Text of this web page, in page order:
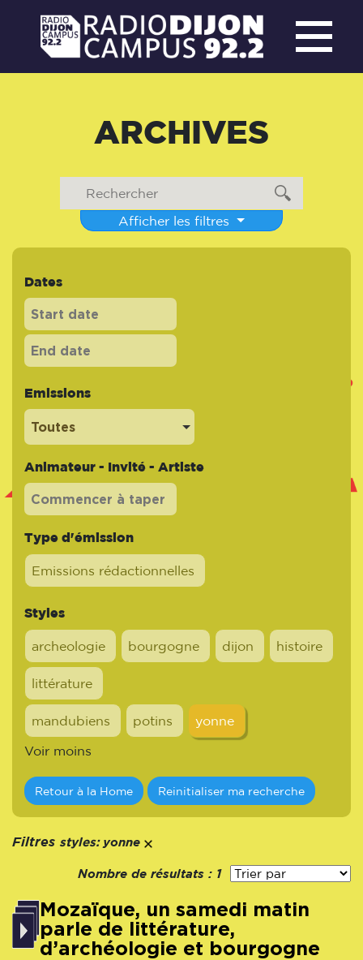
ARCHIVES
Afficher les filtres
Dates
Emissions
Toutes
Animateur - Invité - Artiste
Type d'émission
Emissions rédactionnelles
Styles
archeologie bourgogne dijon histoire
littérature
mandubiens potins yonne
Voir moins
Retour à la Home Reinitialiser ma recherche
Filtres styles: yonne
Nombre de résultats : 1
Mozaïque, un samedi matin
parle de littérature,
d’archéologie et bourgogne